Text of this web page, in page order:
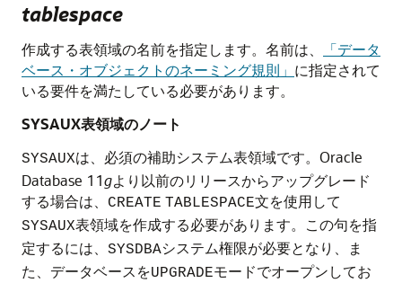
tablespace
作成する表領域の名前を指定します。名前は、
「データ
ベース・オブジェクトのネーミング規則」 に指定されて
いる要件を満たしている必要があります。
SYSAUX表領域のノート
SYSAUXは、必須の補助システム表領域です。Oracle
Database 11gより以前のリリースからアップグレード
する場合は、
CREATE TABLESPACE文を使用して
SYSAUX表領域を作成する必要があります。この句を指
定するには、 SYSDBAシステム権限が必要となり、ま
た、データベースをUPGRADEモードでオープンしてお